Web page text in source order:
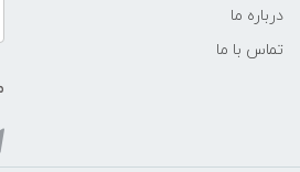
درباره ما
تماس با ما